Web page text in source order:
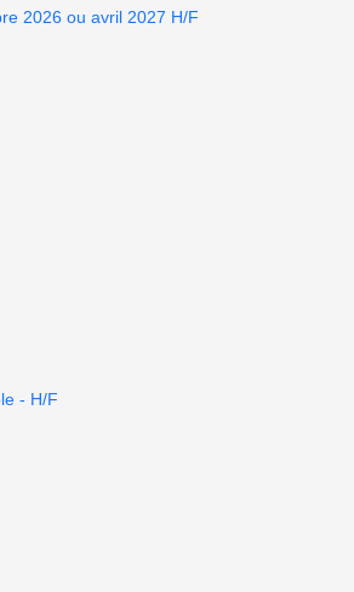
2026 ou avril 2027 H/F
- H/F